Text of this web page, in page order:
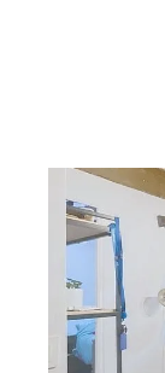
52,15 m
,
Ref : 17711
par mois